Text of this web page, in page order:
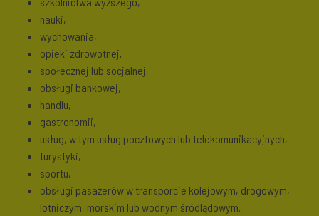
nauki,
wychowania,
opieki zdrowotnej,
społecznej lub socjalnej,
obsługi bankowej,
handlu,
gastronomii,
usług, w tym usług pocztowych lub telekomunikacyjnych,
turystyki,
sportu,
obsługi pasażerów w transporcie kolejowym, drogowym,
lotniczym, morskim lub wodnym śródlądowym,